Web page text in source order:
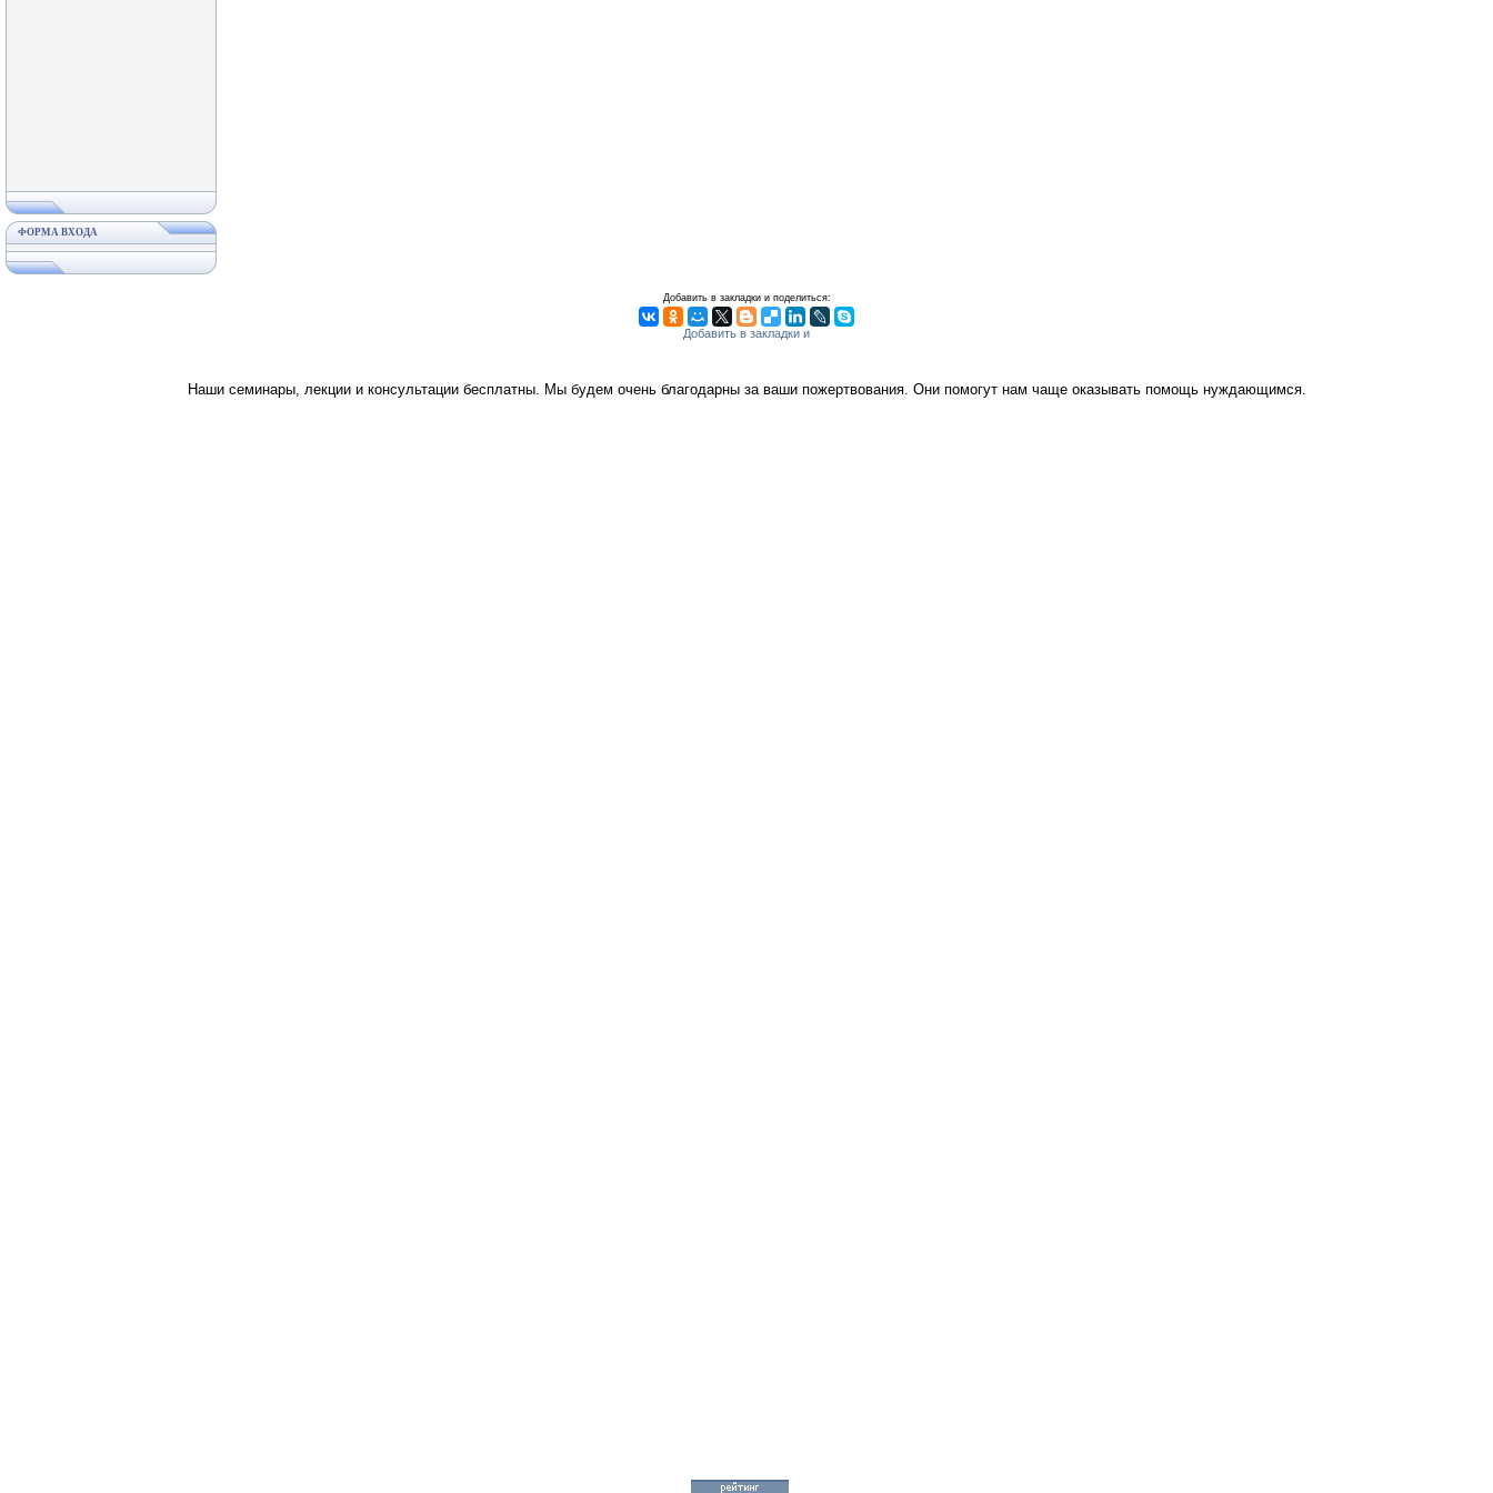
ФОРМА ВХОДА
Добавить в закладки и поделиться:
Наши семинары, лекции и консультации бесплатны. Мы будем очень благодарны за ваши пожертвования. Они помогут нам чаще оказывать помощь нуждающимся.